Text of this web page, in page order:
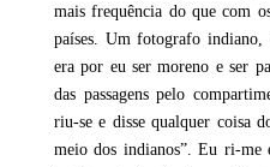
mais frequência do que com
países. Um fotografo
era por eu ser moreno e ser
das passagens pelo
riu-se e disse qualquer coisa
meio dos indianos”. Eu ri-me